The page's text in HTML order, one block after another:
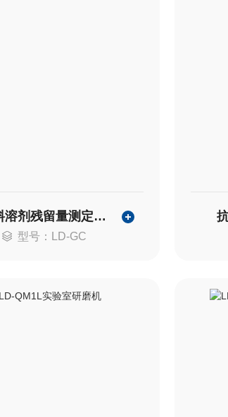
包装材料溶剂残留量测定气相色谱仪
型号：LD-GC